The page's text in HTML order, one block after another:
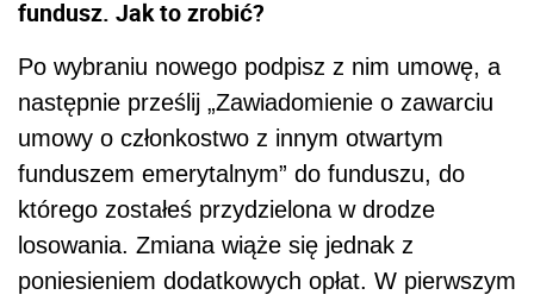
fundusz. Jak to zrobić?
Po wybraniu nowego podpisz z nim umowę, a
następnie prześlij „Zawiadomienie o zawarciu
umowy o członkostwo z innym otwartym
funduszem emerytalnym” do funduszu, do
którego zostałeś przydzielona w drodze
losowania. Zmiana wiąże się jednak z
poniesieniem dodatkowych opłat. W pierwszym